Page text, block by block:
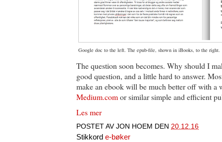
Google doc to the left. The epub-file, shown in iBooks, to the right.
The question soon becomes. Why should I
good question, and a little hard to answer.
make an ebook will be much better off with a
Medium.comor similar simple and efficient
Les mer
POSTET AV JON HOEM DEN 20.12.16
Stikkord e-bøker